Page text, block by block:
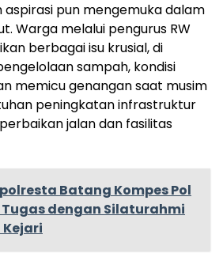
aspirasi pun mengemuka dalam
Warga melalui pengurus RW
berbagai isu krusial, di
sampah, kondisi
memicu genangan saat musim
peningkatan infrastruktur
jalan dan fasilitas
Batang Kompes Pol
dengan Silaturahmi
Kejari